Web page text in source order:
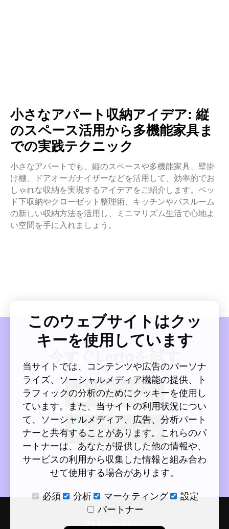
小さなアパート収納アイデア: 縦
のスペース活用から多機能家具ま
での実践テクニック
小さなアパートでも、縦のスペースや多機能家具、壁掛
け棚、ドアオーガナイザーなどを活用して、効率的でお
しゃれな収納を実現するアイデアをご紹介します。ベッ
ド下収納やクローゼット整理術、キッチンやバスルーム
の新しい収納方法を活用し、ミニマリズム生活で心地よ
い空間を手に入れましょう。
プライバシーポリシー
このウェブサイトはクッ
キーを使用しています
当サイトでは、コンテンツや広告のパーソナ
ライズ、ソーシャルメディア機能の提供、ト
ラフィックの分析のためにクッキーを使用し
ています。また、当サイトの利用状況につい
て、ソーシャルメディア、広告、分析パート
ナーと共有することがあります。これらのパ
ートナーは、あなたが提供した他の情報や、
サービスの利用から収集した情報と組み合わ
せて使用する場合があります。
必須
分析 マーケティング
設定
パートナー